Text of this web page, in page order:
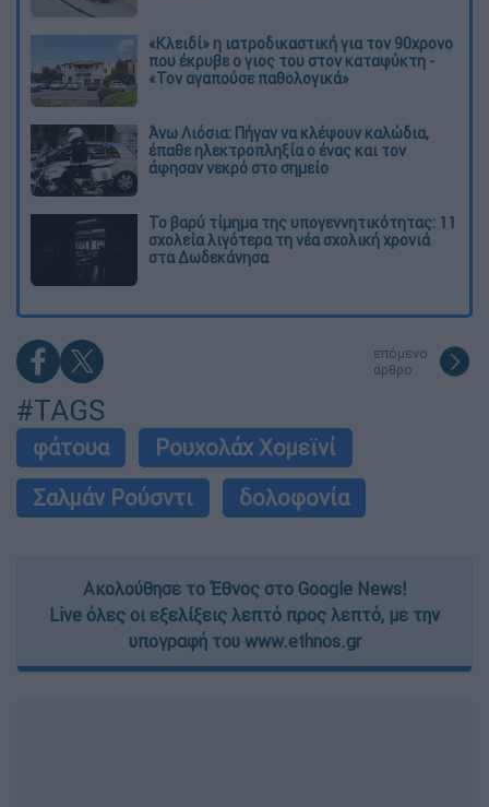
«Κλειδί» η ιατροδικαστική για τον 90χρονο
που έκρυβε ο γιος του στον καταψύκτη -
«Τον αγαπούσε παθολογικά»
Άνω Λιόσια: Πήγαν να κλέψουν καλώδια,
έπαθε ηλεκτροπληξία ο ένας και τον
άφησαν νεκρό στο σημείο
Το βαρύ τίμημα της υπογεννητικότητας: 11
σχολεία λιγότερα τη νέα σχολική χρονιά
στα Δωδεκάνησα
επόμενο
άρθρο
#TAGS
φάτουα
Ρουχολάχ Χομεϊνί
Σαλμάν Ρούσντι
δολοφονία
Ακολούθησε το Έθνος στο Google News!
Live όλες οι εξελίξεις λεπτό προς λεπτό, με την
υπογραφή του www.ethnos.gr